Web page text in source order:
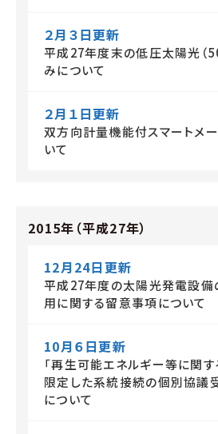
２月３日更新
平成27年度末の低圧太陽光（
みについて
２月１日更新
双方向計量機能付スマートメ
いて
2015年（平成27年）
12月24日更新
平成27年度の太陽光発電設備
用に関する留意事項について
10月６日更新
「再生可能エネルギー等に関
限定した系統接続の個別協議
について